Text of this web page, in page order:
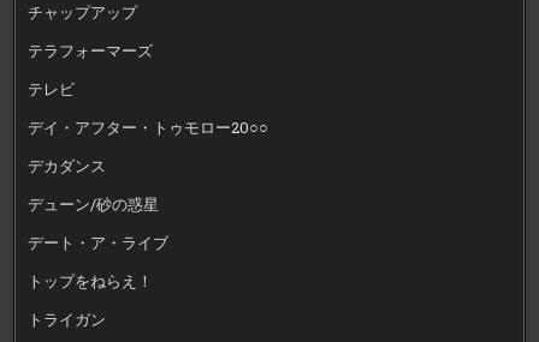
チャップアップ
テラフォーマーズ
テレビ
デイ・アフター・トゥモロー20○○
デカダンス
デューン/砂の惑星
デート・ア・ライブ
トップをねらえ！
トライガン